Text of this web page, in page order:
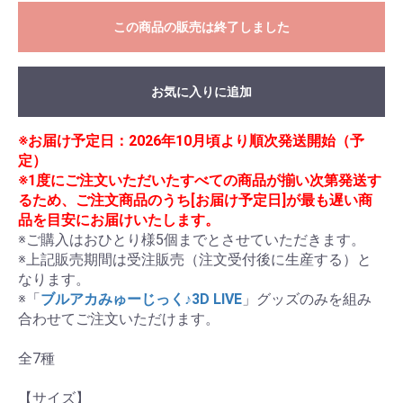
この商品の販売は終了しました
お気に入りに追加
※お届け予定日：2026年10月頃より順次発送開始（予
定）
※1度にご注文いただいたすべての商品が揃い次第発送す
るため、ご注文商品のうち[お届け予定日]が最も遅い商
品を目安にお届けいたします。
※ご購入はおひとり様5個までとさせていただきます。
※上記販売期間は受注販売（注文受付後に生産する）と
なります。
※「ブルアカみゅーじっく♪3D LIVE 」グッズのみを組み
合わせてご注文いただけます。
全7種
【サイズ】